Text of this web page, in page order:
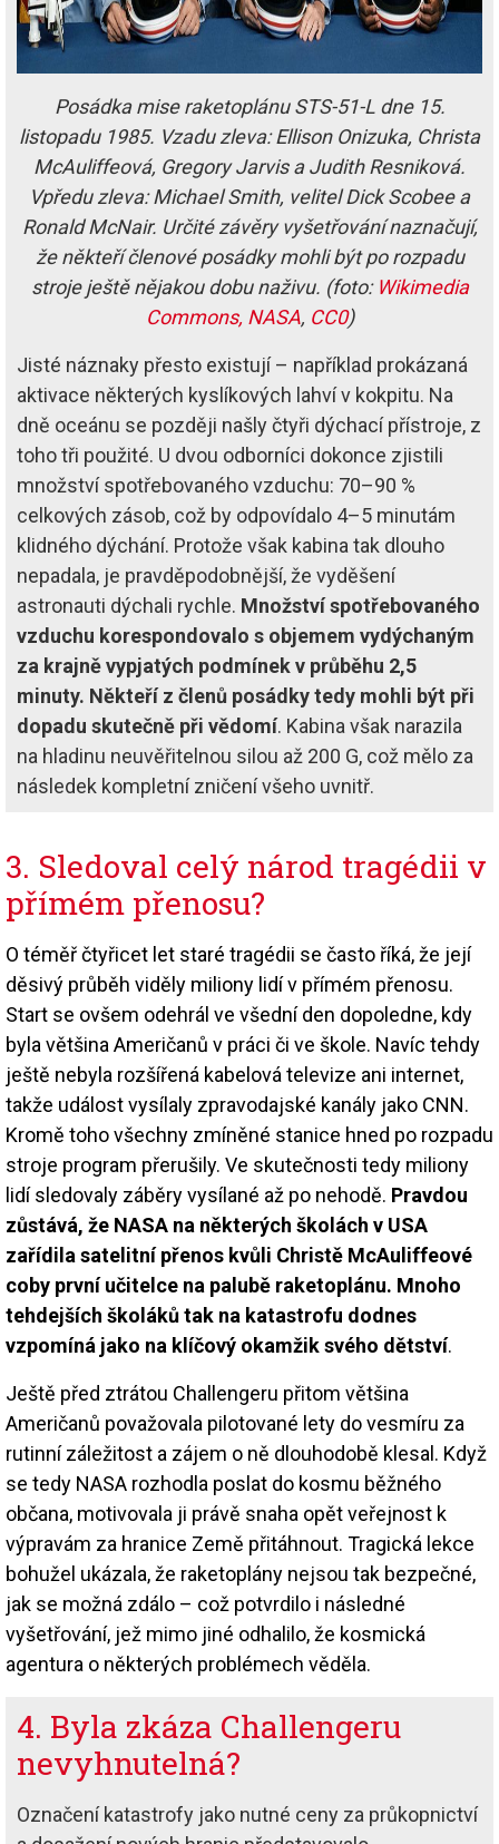
Posádka mise raketoplánu STS-51-L dne 15.
listopadu 1985. Vzadu zleva: Ellison Onizuka, Christa
McAuliffeová, Gregory Jarvis a Judith Resniková.
Vpředu zleva: Michael Smith, velitel Dick Scobee a
Ronald McNair. Určité závěry vyšetřování naznačují,
že někteří členové posádky mohli být po rozpadu
stroje ještě nějakou dobu naživu. (foto: Wikimedia
Commons, NASA, CC0)
Jisté náznaky přesto existují – například prokázaná
aktivace některých kyslíkových lahví v kokpitu. Na
dně oceánu se později našly čtyři dýchací přístroje, z
toho tři použité. U dvou odborníci dokonce zjistili
množství spotřebovaného vzduchu: 70–90 %
celkových zásob, což by odpovídalo 4–5 minutám
klidného dýchání. Protože však kabina tak dlouho
nepadala, je pravděpodobnější, že vyděšení
astronauti dýchali rychle. Množství spotřebovaného
vzduchu korespondovalo s objemem vydýchaným
za krajně vypjatých podmínek v průběhu 2,5
minuty. Někteří z členů posádky tedy mohli být při
dopadu skutečně při vědomí. Kabina však narazila
na hladinu neuvěřitelnou silou až 200 G, což mělo za
následek kompletní zničení všeho uvnitř.
3. Sledoval celý národ tragédii v
přímém přenosu?
O téměř čtyřicet let staré tragédii se často říká, že její
děsivý průběh viděly miliony lidí v přímém přenosu.
Start se ovšem odehrál ve všední den dopoledne, kdy
byla většina Američanů v práci či ve škole. Navíc tehdy
ještě nebyla rozšířená kabelová televize ani internet,
takže událost vysílaly zpravodajské kanály jako CNN.
Kromě toho všechny zmíněné stanice hned po rozpadu
stroje program přerušily. Ve skutečnosti tedy miliony
lidí sledovaly záběry vysílané až po nehodě. Pravdou
zůstává, že NASA na některých školách v USA
zařídila satelitní přenos kvůli Christě McAuliffeové
coby první učitelce na palubě raketoplánu. Mnoho
tehdejších školáků tak na katastrofu dodnes
vzpomíná jako na klíčový okamžik svého dětství.
Ještě před ztrátou Challengeru přitom většina
Američanů považovala pilotované lety do vesmíru za
rutinní záležitost a zájem o ně dlouhodobě klesal. Když
se tedy NASA rozhodla poslat do kosmu běžného
občana, motivovala ji právě snaha opět veřejnost k
výpravám za hranice Země přitáhnout. Tragická lekce
bohužel ukázala, že raketoplány nejsou tak bezpečné,
jak se možná zdálo – což potvrdilo i následné
vyšetřování, jež mimo jiné odhalilo, že kosmická
agentura o některých problémech věděla.
4. Byla zkáza Challengeru
nevyhnutelná?
Označení katastrofy jako nutné ceny za průkopnictví